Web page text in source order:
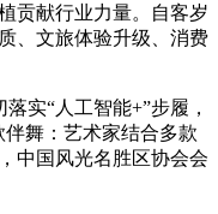
贡献行业力量。自客岁
、文旅体验升级、消费
实“人工智能+”步履，
舞：艺术家结合多款
中国风光名胜区协会会